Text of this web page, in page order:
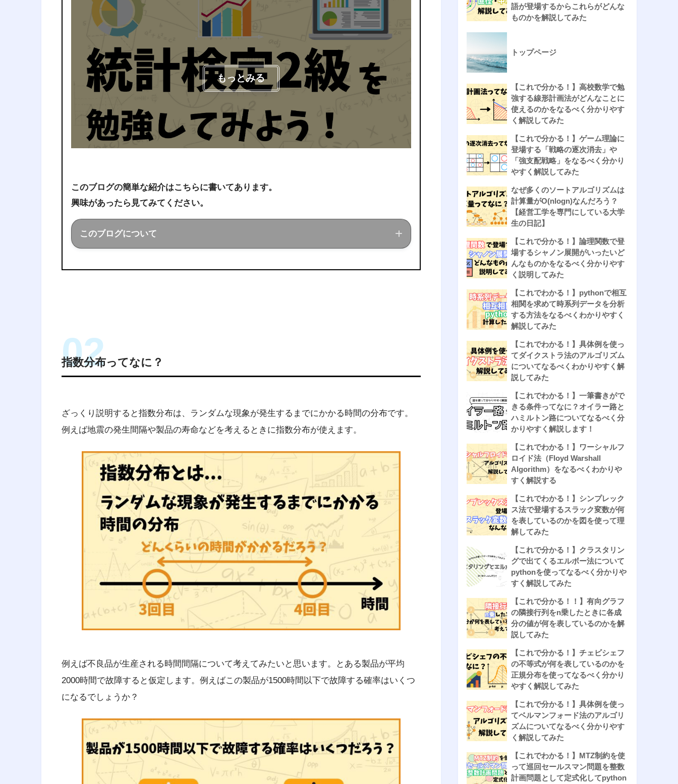
もっとみる
このブログの簡単な紹介はこちらに書いてあります。
興味があったら見てみてください。
このブログについて
経営工学（けいえいこうがく、英: engineering management）は、人・材
料・装置・情報・エネルギーを総合したシステムの設計・改善・確立に関する
活動である。そのシステムから得られる結果を明示し、予測し、評価するため
に、工学的な分析・設計の原理・方法とともに、数学、物理および社会科学の
専門知識と経験を利用する。
経営工学 – Wikipedia
経営、経済の課題を理系的な観点から解決する学問
です。
指数分布ってなに？
ざっくり説明すると指数分布は、ランダムな現象が発生するまでにかかる時間の分布です。
例えば地震の発生間隔や製品の寿命などを考えるときに指数分布が使えます。
例えば不良品が生産される時間間隔について考えてみたいと思います。とある製品が平均
2000時間で故障すると仮定します。例えばこの製品が1500時間以下で故障する確率はいくつ
になるでしょうか？
語が登場するからこれらがどんな
ものかを解説してみた
トップページ
【これで分かる！】高校数学で勉
強する線形計画法がどんなことに
使えるのかをなるべく分かりやす
く解説してみた
【これで分かる！】ゲーム理論に
登場する「戦略の逐次消去」や
「強支配戦略」をなるべく分かり
やすく解説してみた
なぜ多くのソートアルゴリズムは
計算量がO(nlogn)なんだろう？
【経営工学を専門にしている大学
生の日記】
【これで分かる！】論理関数で登
場するシャノン展開がいったいど
んなものかをなるべく分かりやす
く説明してみた
【これでわかる！】pythonで相互
相関を求めて時系列データを分析
する方法をなるべくわかりやすく
解説してみた
【これでわかる！】具体例を使っ
てダイクストラ法のアルゴリズム
についてなるべくわかりやすく解
説してみた
【これでわかる！】一筆書きがで
きる条件ってなに？オイラー路と
ハミルトン路についてなるべく分
かりやすく解説します！
【これでわかる！】ワーシャルフ
ロイド法（Floyd Warshall
Algorithm）をなるべくわかりや
すく解説する
【これでわかる！】シンプレック
ス法で登場するスラック変数が何
を表しているのかを図を使って理
解してみた
【これで分かる！】クラスタリン
グで出てくるエルボー法について
pythonを使ってなるべく分かりや
すく解説してみた
【これで分かる！！】有向グラフ
の隣接行列をn乗したときに各成
分の値が何を表しているのかを解
説してみた
【これで分かる！】チェビシェフ
の不等式が何を表しているのかを
正規分布を使ってなるべく分かり
やすく解説してみた
【これで分かる！】具体例を使っ
てベルマンフォード法のアルゴリ
ズムについてなるべく分かりやす
く解説してみた
【これでわかる！】MTZ制約を使
って巡回セールスマン問題を整数
計画問題として定式化してpython